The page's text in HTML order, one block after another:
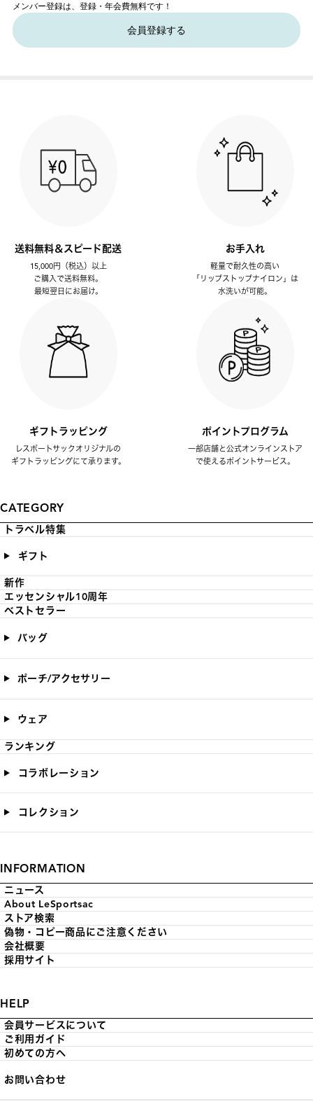
メンバー登録は、登録・年会費無料です！
会員登録する
送料無料＆スピード配送
15,000円（税込）以上
ご購入で送料無料。
最短翌日にお届け。
お手入れ
軽量で耐久性の高い
「リップストップナイロン」は
水洗いが可能。
ギフトラッピング
レスポートサックオリジナルの
ギフトラッピングにて承ります。
ポイントプログラム
一部店舗と公式オンラインストア
で使えるポイントサービス。
CATEGORY
トラベル特集
ギフト
新作
エッセンシャル10周年
ベストセラー
バッグ
ポーチ/アクセサリー
ウェア
ランキング
コラボレーション
コレクション
INFORMATION
ニュース
About LeSportsac
ストア検索
偽物・コピー商品にご注意ください
会社概要
採用サイト
HELP
会員サービスについて
ご利用ガイド
初めての方へ
お問い合わせ